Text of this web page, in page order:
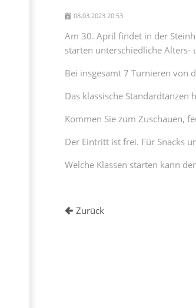
08.03.2023 20:53
Am 30. April findet in der
starten unterschiedliche Alters-
Bei insgesamt 7 Turnieren von
Das klassische
Kommen Sie zum Zuschauen,
Der Eintritt ist frei. Für Snacks
Welche Klassen starten kann
Zurück